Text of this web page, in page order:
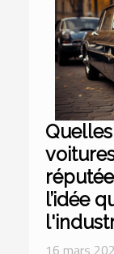
l’idée